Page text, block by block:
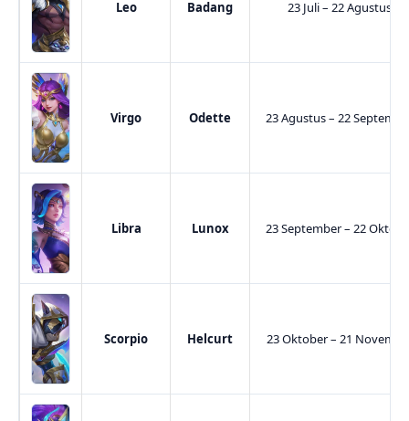
Leo Badang 23 Juli – 22 Agustus
Virgo Odette 23 Agustus – 22
Libra Lunox 23 September – 22
Scorpio Helcurt 23 Oktober – 21